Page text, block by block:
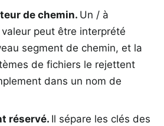
de chemin. Un / à
peut être interprété
segment de chemin, et la
de fichiers le rejettent
dans un nom de
réservé. Il sépare les clés des